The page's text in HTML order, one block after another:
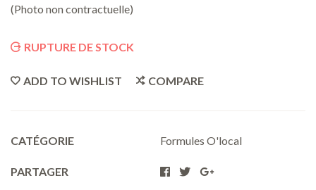
(Photo non contractuelle)
RUPTURE DE STOCK
ADD TO WISHLIST COMPARE
CATÉGORIE Formules O'local
PARTAGER